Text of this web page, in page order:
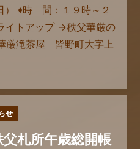
） ♦時 間：１９時～２
トアップ →秩父華厳の
厳滝茶屋 皆野町大字上
せ
札所午歳総開帳